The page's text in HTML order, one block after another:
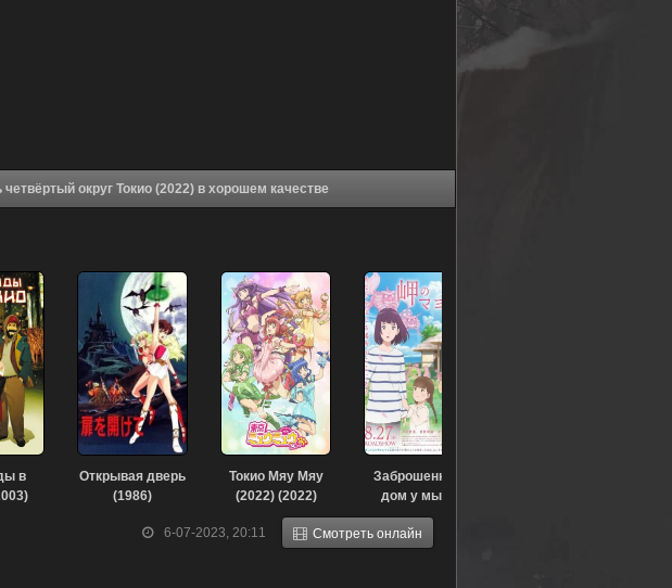
Аниме Двадцать четвёртый округ Токио (2022) в хорошем качестве
6-07-2023, 20:11 Смотреть онлайн
в
Открывая дверь
(1986)
Токио Мяу Мяу
(2022) (2022)
Заброшенный
дом у мыса
(2021)